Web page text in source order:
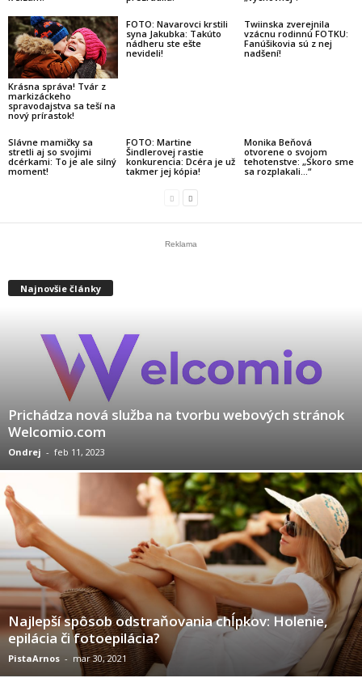
Krásna správa! Tvár z
markizáckeho
spravodajstva sa teší na
nový prírastok!
FOTO: Navarovci krstili
syna Jakubka: Takúto
nádheru ste ešte
nevideli!
Twiinska zverejnila
vzácnu rodinnú FOTKU:
Fanúšikovia sú z nej
nadšení!
Slávne mamičky sa
stretli aj so svojimi
dcérkami: To je ale silný
moment!
FOTO: Martine
Šindlerovej rastie
konkurencia: Dcéra je už
takmer jej kópia!
Monika Beňová
otvorene o svojom
tehotenstve: „Skoro sme
sa rozplakali…“
Reklama
Najnovšie články
Prichádza nová služba na tvorbu webových stránok
Welcomio.com
Ondrej - feb 11, 2023
Najlepší spôsob odstraňovania chĺpkov: Holenie,
epilácia či fotoepilácia?
PistaArnos - mar 30, 2021